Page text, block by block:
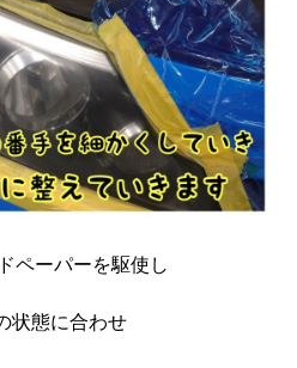
ペーパーを駆使し
状態に合わせ